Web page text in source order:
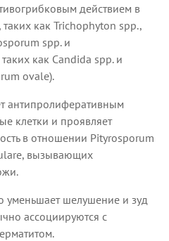
действием в
как Trichophyton spp.,
spp. и
как Candida spp. и
ovale).
антипролиферативным
клетки и проявляет
в отношении Pityrosporum
вызывающих
уменьшает шелушение и зуд
ассоциируются с